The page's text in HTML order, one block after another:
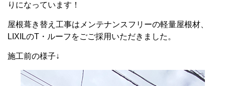
りになっています！
屋根葺き替え工事はメンテナンスフリーの軽量屋根材、
LIXILのT・ルーフをごご採用いただきました。
施工前の様子↓